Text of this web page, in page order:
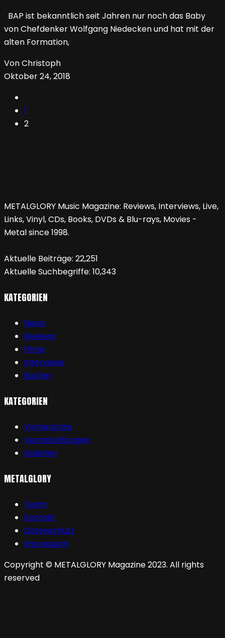
BAP ist bekanntlich seit Jahren nur noch das Baby
von Chefdenker Wolfgang Niedecken und hat mit der
alten Formation,
Von Christoph
Oktober 24, 2018
1
2
METALGLORY Music Magazine: Reviews, Interviews, Live,
Links, Vinyl, CDs, Books, DVDs & Blu-rays, Movies -
Metal since 1998.
Aktuelle Beiträge: 22,251
Aktuelle Suchbegriffe: 10,343
KATEGORIEN
News
Reviews
Filme
Interviews
Bücher
KATEGORIEN
Vorberichte
Veranstaltungen
Galerien
METALGLORY
Team
Kontakt
Datenschutz
Impressum
Copyright © METALGLORY Magazine 2023. All rights
reserved